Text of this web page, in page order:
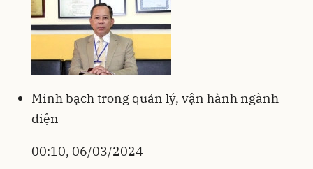
Minh bạch trong quản lý, vận hành ngành
điện
00:10, 06/03/2024